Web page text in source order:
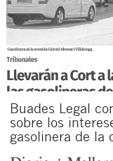
Buades Legal
sobre los
gasolinera de la